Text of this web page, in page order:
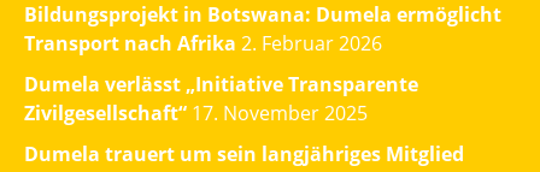
Bildungsprojekt in Botswana: Dumela ermöglicht
Transport nach Afrika 2. Februar 2026
Dumela verlässt „Initiative Transparente
Zivilgesellschaft“ 17. November 2025
Dumela trauert um sein langjähriges Mitglied